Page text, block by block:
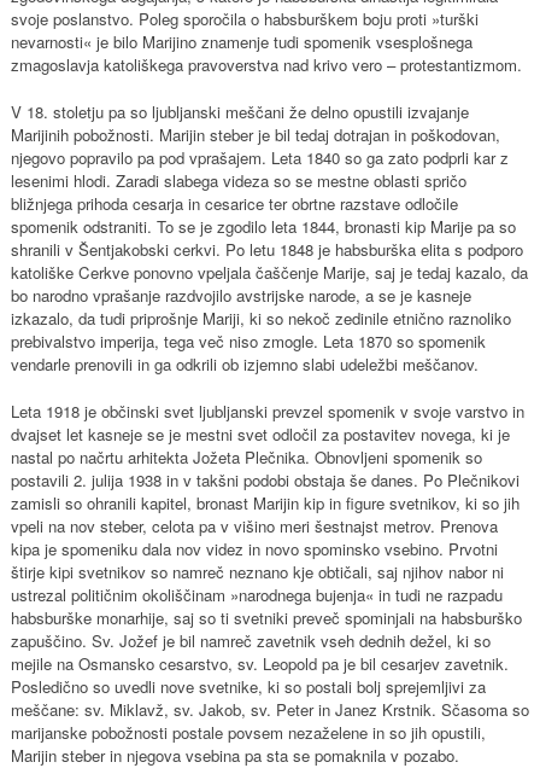
svoje poslanstvo. Poleg sporočila o habsburškem boju proti »turški
nevarnosti« je bilo Marijino znamenje tudi spomenik vsesplošnega
zmagoslavja katoliškega pravoverstva nad krivo vero – protestantizmom.
V 18. stoletju pa so ljubljanski meščani že delno opustili izvajanje
Marijinih pobožnosti. Marijin steber je bil tedaj dotrajan in poškodovan,
njegovo popravilo pa pod vprašajem. Leta 1840 so ga zato podprli kar z
lesenimi hlodi. Zaradi slabega videza so se mestne oblasti spričo
bližnjega prihoda cesarja in cesarice ter obrtne razstave odločile
spomenik odstraniti. To se je zgodilo leta 1844, bronasti kip Marije pa so
shranili v Šentjakobski cerkvi. Po letu 1848 je habsburška elita s podporo
katoliške Cerkve ponovno vpeljala čaščenje Marije, saj je tedaj kazalo, da
bo narodno vprašanje razdvojilo avstrijske narode, a se je kasneje
izkazalo, da tudi priprošnje Mariji, ki so nekoč zedinile etnično raznoliko
prebivalstvo imperija, tega več niso zmogle. Leta 1870 so spomenik
vendarle prenovili in ga odkrili ob izjemno slabi udeležbi meščanov.
Leta 1918 je občinski svet ljubljanski prevzel spomenik v svoje varstvo in
dvajset let kasneje se je mestni svet odločil za postavitev novega, ki je
nastal po načrtu arhitekta Jožeta Plečnika. Obnovljeni spomenik so
postavili 2. julija 1938 in v takšni podobi obstaja še danes. Po Plečnikovi
zamisli so ohranili kapitel, bronast Marijin kip in figure svetnikov, ki so jih
vpeli na nov steber, celota pa v višino meri šestnajst metrov. Prenova
kipa je spomeniku dala nov videz in novo spominsko vsebino. Prvotni
štirje kipi svetnikov so namreč neznano kje obtičali, saj njihov nabor ni
ustrezal političnim okoliščinam »narodnega bujenja« in tudi ne razpadu
habsburške monarhije, saj so ti svetniki preveč spominjali na habsburško
zapuščino. Sv. Jožef je bil namreč zavetnik vseh dednih dežel, ki so
mejile na Osmansko cesarstvo, sv. Leopold pa je bil cesarjev zavetnik.
Posledično so uvedli nove svetnike, ki so postali bolj sprejemljivi za
meščane: sv. Miklavž, sv. Jakob, sv. Peter in Janez Krstnik. Sčasoma so
marijanske pobožnosti postale povsem nezaželene in so jih opustili,
Marijin steber in njegova vsebina pa sta se pomaknila v pozabo.